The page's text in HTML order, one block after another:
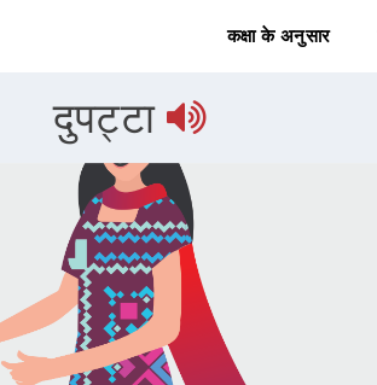
कक्षा के अनुसार
दुपट्टा